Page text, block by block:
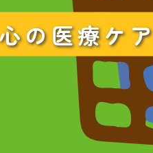
の医療ケア